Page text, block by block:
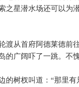
之星潜水场还可以为
从首府阿德莱德前
广阔吓了一跳。不
的树杈叫道：“那里有